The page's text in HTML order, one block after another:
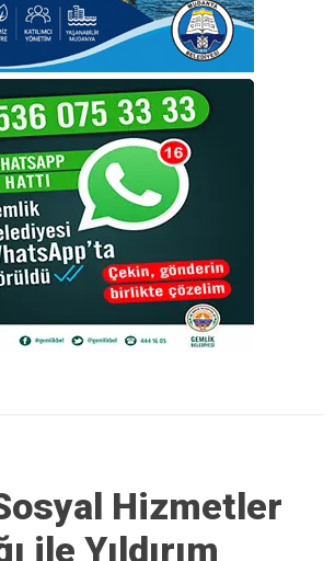
Hizmetler
ile Yıldırım